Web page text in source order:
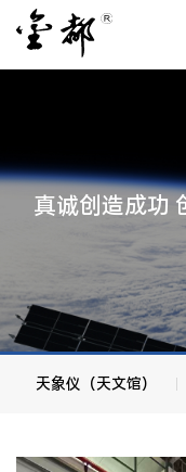
真诚创造成功
天象仪（天文馆）